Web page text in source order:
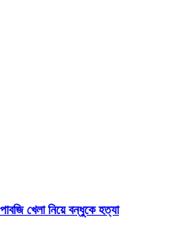
খেলা নিয়ে বন্ধুকে হত্যা